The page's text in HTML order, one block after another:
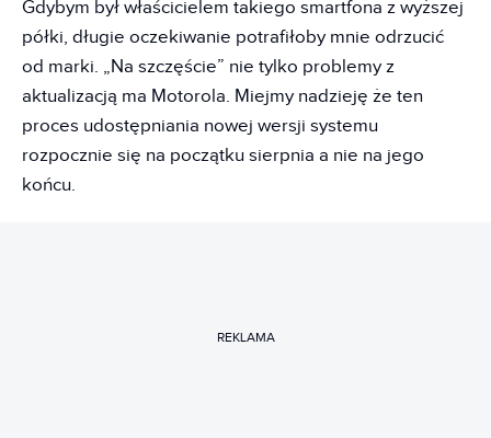
Gdybym był właścicielem takiego smartfona z wyższej
półki, długie oczekiwanie potrafiłoby mnie odrzucić
od marki. „Na szczęście” nie tylko problemy z
aktualizacją ma Motorola. Miejmy nadzieję że ten
proces udostępniania nowej wersji systemu
rozpocznie się na początku sierpnia a nie na jego
końcu.
REKLAMA